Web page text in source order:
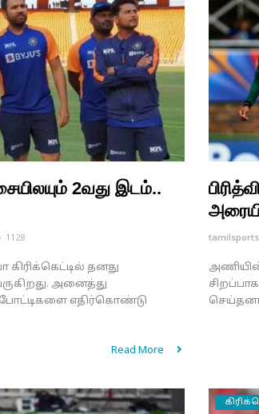
2வது இடம்..
1128
தனது
அனைத்து
போட்டிகளை எதிர்கொண்டு
Read More
tamilsports